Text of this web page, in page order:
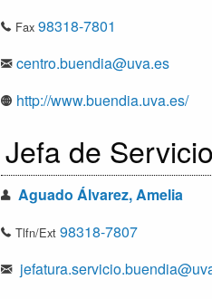
Fax 98318-7801
centro.buendia@uva.es
http://www.buendia.uva.es/
Jefa de
Aguado Álvarez, Amelia
Tlfn/Ext 98318-7807